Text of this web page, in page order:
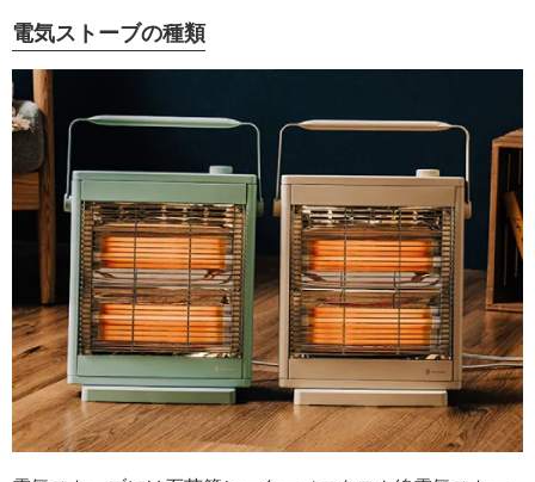
電気ストーブの種類